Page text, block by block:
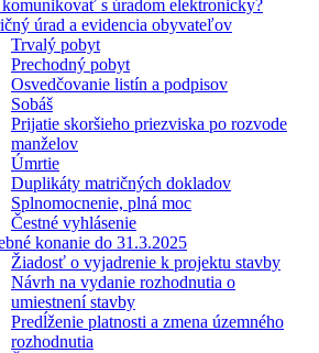
s úradom elektronicky?
úrad a evidencia obyvateľov
Trvalý pobyt
Prechodný pobyt
Osvedčovanie listín a podpisov
Sobáš
Prijatie skoršieho priezviska po rozvode
manželov
Úmrtie
Duplikáty matričných dokladov
Splnomocnenie, plná moc
Čestné vyhlásenie
konanie do 31.3.2025
Žiadosť o vyjadrenie k projektu stavby
Návrh na vydanie rozhodnutia o
umiestnení stavby
Predĺženie platnosti a zmena územného
rozhodnutia